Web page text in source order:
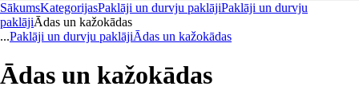
SākumsKategorijasPaklāji un durvju paklājiPaklāji un durvju
paklājiĀdas un kažokādas
...Paklāji un durvju paklājiĀdas un kažokādas
Ādas un kažokādas